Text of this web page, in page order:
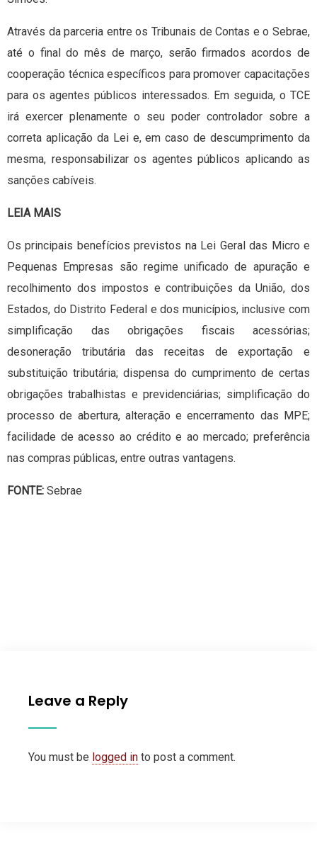
Através da parceria entre os Tribunais de Contas e o Sebrae,
até o final do mês de março, serão firmados acordos de
cooperação técnica específicos para promover capacitações
para os agentes públicos interessados. Em seguida, o TCE
irá exercer plenamente o seu poder controlador sobre a
correta aplicação da Lei e, em caso de descumprimento da
mesma, responsabilizar os agentes públicos aplicando as
sanções cabíveis.
LEIA MAIS
Os principais benefícios previstos na Lei Geral das Micro e
Pequenas Empresas são regime unificado de apuração e
recolhimento dos impostos e contribuições da União, dos
Estados, do Distrito Federal e dos municípios, inclusive com
simplificação das obrigações fiscais acessórias;
desoneração tributária das receitas de exportação e
substituição tributária; dispensa do cumprimento de certas
obrigações trabalhistas e previdenciárias; simplificação do
processo de abertura, alteração e encerramento das MPE;
facilidade de acesso ao crédito e ao mercado; preferência
nas compras públicas, entre outras vantagens.
FONTE: Sebrae
Leave a Reply
You must be logged in to post a comment.